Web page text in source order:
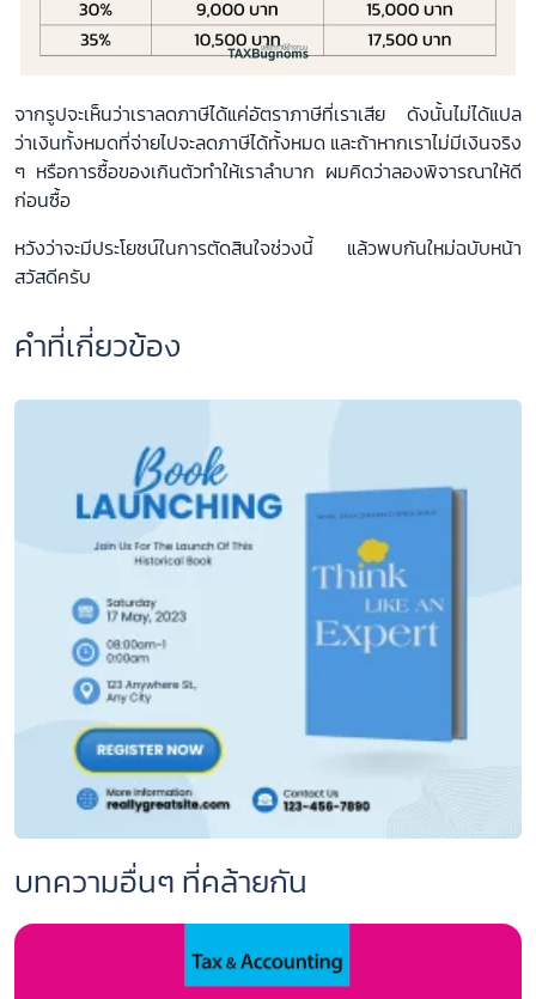
จากรูปจะเห็นว่าเราลดภาษีได้แค่อัตราภาษีที่เราเสีย ดังนั้นไม่ได้แปล
ว่าเงินทั้งหมดที่จ่ายไปจะลดภาษีได้ทั้งหมด และถ้าหากเราไม่มีเงินจริง
ๆ หรือการซื้อของเกินตัวทำให้เราลำบาก ผมคิดว่าลองพิจารณาให้ดี
ก่อนซื้อ
หวังว่าจะมีประโยชน์ในการตัดสินใจช่วงนี้ แล้วพบกันใหม่ฉบับหน้า
สวัสดีครับ
คำที่เกี่ยวข้อง
บทความอื่นๆ ที่คล้ายกัน